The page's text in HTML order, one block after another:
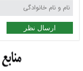
ارسال نظر